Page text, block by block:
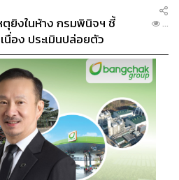
ตุยิงในห้าง กรมพินิจฯ ชี้
อง ประเมินปล่อยตัว
...